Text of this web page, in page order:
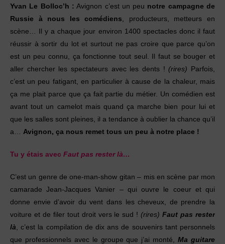
Yvan Le Bolloc’h : Avignon c’est un peu notre campagne de
Russie à nous les comédiens , producteurs, metteurs en
scène… Il y a chaque jour environ 1400 spectacles donc il faut
réussir à sortir du lot et surtout ne pas croire que parce qu’on
est un peu connu, ça fonctionne tout seul. Il faut se bouger et
aller chercher les spectateurs avec les dents !(rires) Parfois,
c’est un peu fatigant, en particulier à cause de la chaleur, mais
ça me plait parce que ça fait partie du métier. Un comédien est
avant tout un camelot mais quand ça marche bien pour lui et
que les salles sont pleines, il a tendance à oublier la chance qu’il
a… Avignon, ça nous remet tous un peu à notre place !
Tu y étais avec Faut pas rester là…
C’est un genre de one-man-show gitan – mis en scène par mon
camarade Jean-Jacques Vanier – qui ouvre le coeur et qui
donne envie d’avoir du vent dans les cheveux, de prendre la
voiture et de filer tout droit vers le sud !(rires)Faut pas rester
là , c’est la compilation de dix ans de souvenirs tant personnels
que professionnels avec le groupe que j’ai monté,Ma guitare